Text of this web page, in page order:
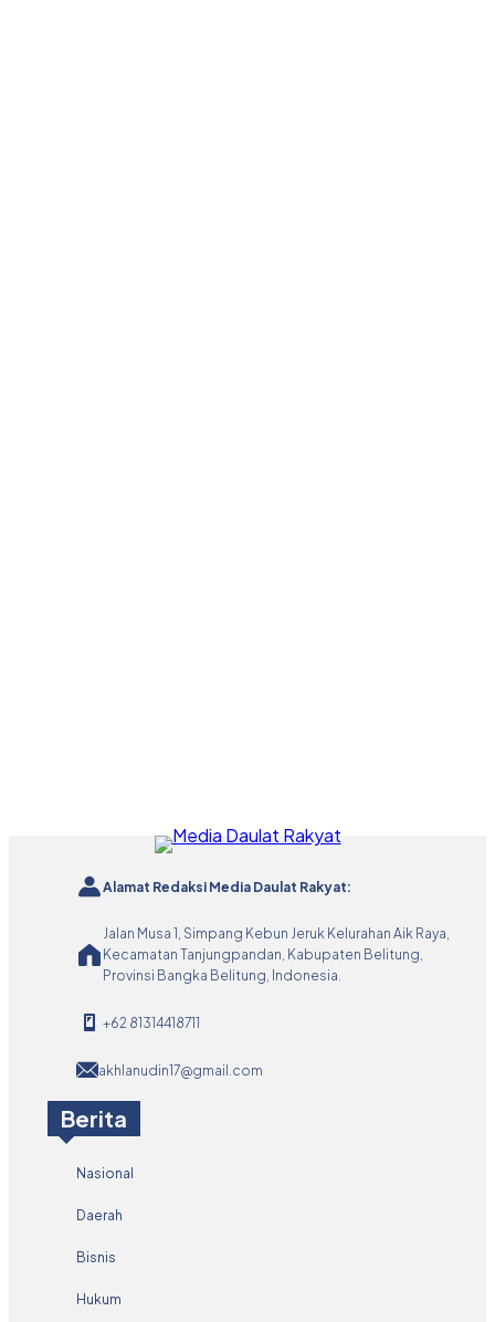
Alamat Redaksi Media Daulat Rakyat:
Jalan Musa 1, Simpang Kebun Jeruk Kelurahan Aik Raya,
Kecamatan Tanjungpandan, Kabupaten Belitung,
Provinsi Bangka Belitung, Indonesia.
+62 81314418711
akhlanudin17@gmail.com
Berita
Nasional
Daerah
Bisnis
Hukum